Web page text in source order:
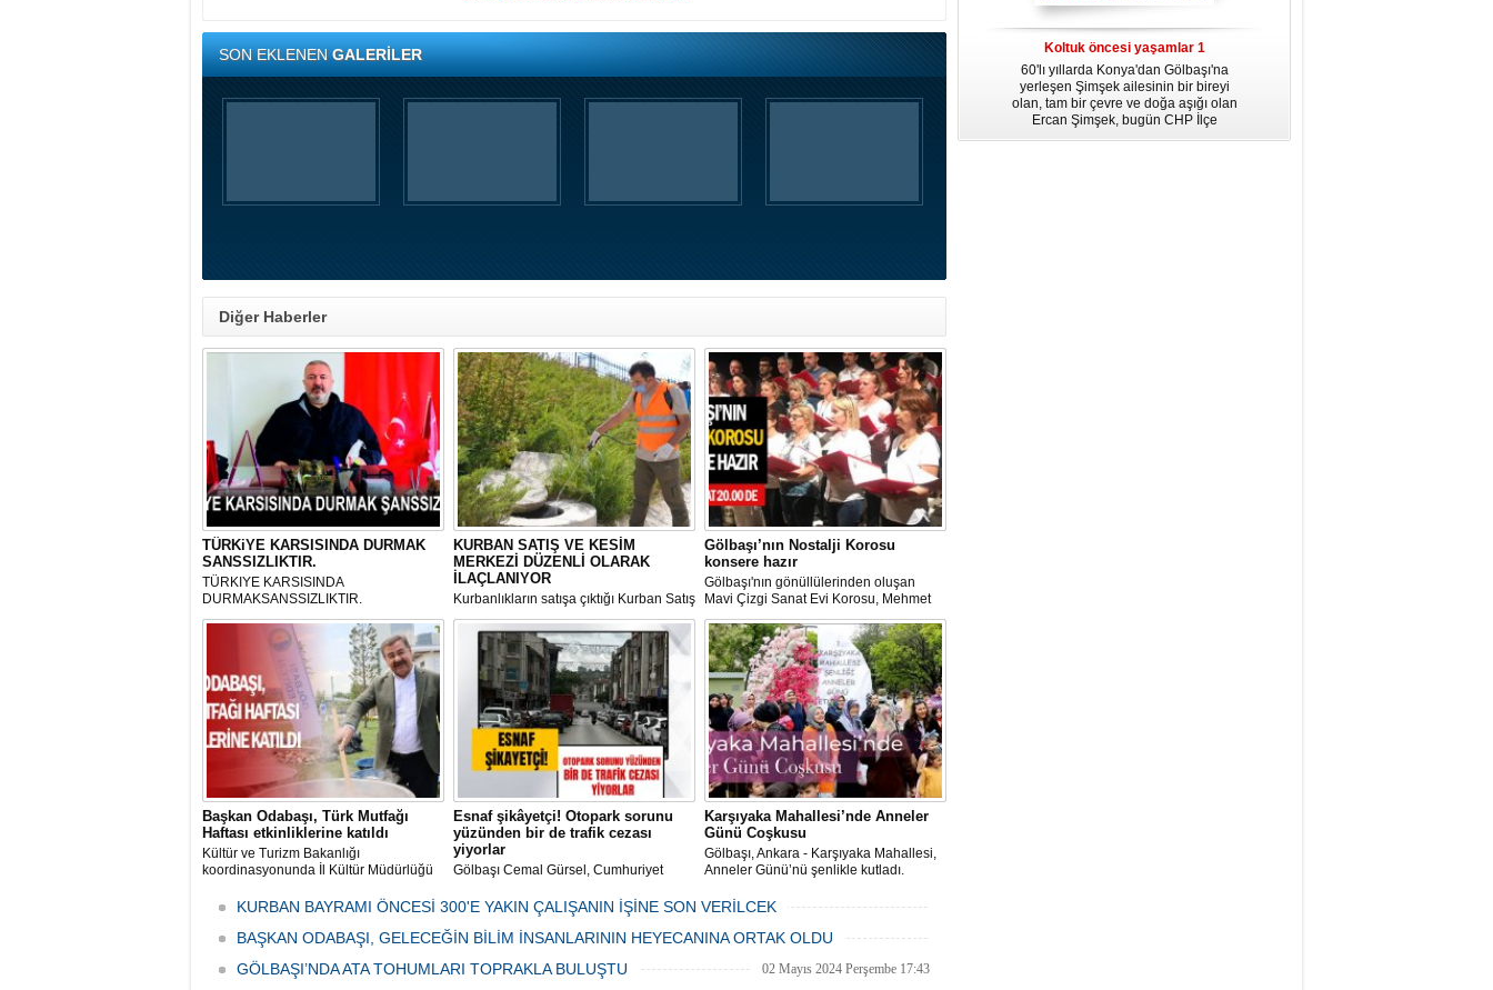
SON EKLENENGALERİLER
Diğer Haberler
TÜRKiYE KARSISINDA DURMAK
SANSSIZLIKTIR.
TÜRKIYE KARSISINDA
DURMAKSANSSIZLIKTIR.
KURBAN SATIŞ VE KESİM
MERKEZİ DÜZENLİ OLARAK
İLAÇLANIYOR
Kurbanlıkların satışa çıktığı Kurban Satış
ve Kesim Merkezi, haşere ve
mikropların önüne geçilmesi amacıyla
her gün Gölbaşı Belediyesi ekipleri
tarafından düzenli olarak ilaçlanıyor.
Gölbaşı’nın Nostalji Korosu
konsere hazır
Gölbaşı'nın gönüllülerinden oluşan
Mavi Çizgi Sanat Evi Korosu, Mehmet
Akif Ersoy Kültür Merkezi’nde vereceği
konsere hızır.
Başkan Odabaşı, Türk Mutfağı
Haftası etkinliklerine katıldı
Kültür ve Turizm Bakanlığı
koordinasyonunda İl Kültür Müdürlüğü
Haftası" etkinlikleri Ankara'da devam
Esnaf şikâyetçi! Otopark sorunu
yüzünden bir de trafik cezası
yiyorlar
Gölbaşı Cemal Gürsel, Cumhuriyet
bulunan esnaf ve alışverişe gelen
vatandaşlar park cezaları yüzünden
canından bezdi.
Karşıyaka Mahallesi’nde Anneler
Günü Coşkusu
Gölbaşı, Ankara - Karşıyaka Mahallesi,
Anneler Günü’nü şenlikle kutladı.
öncülüğünde düzenlenen 1. Karşıyaka
KURBAN BAYRAMI ÖNCESİ 300'E YAKIN ÇALIŞANIN İŞİNE SON VERİLCEK
06 Mayıs 2024 Pazartesi 15:47
BAŞKAN ODABAŞI, GELECEĞİN BİLİM İNSANLARININ HEYECANINA ORTAK OLDU
06 Mayıs 2024 Pazartesi 15:31
GÖLBAŞI’NDA ATA TOHUMLARI TOPRAKLA BULUŞTU 02 Mayıs 2024 Perşembe 17:43
Koltuk öncesi yaşamlar 1
60'lı yıllarda Konya'dan Gölbaşı'na
yerleşen Şimşek ailesinin bir bireyi
olan, tam bir çevre ve doğa aşığı olan
Ercan Şimşek, bugün CHP İlçe
Başkanlığı yaptığı Gölbaşı'nda yaşam